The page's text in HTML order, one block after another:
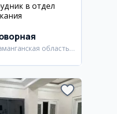
в отдел
область,